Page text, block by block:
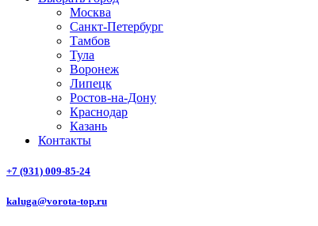
Москва
Санкт-Петербург
Тамбов
Тула
Воронеж
Липецк
Ростов-на-Дону
Краснодар
Казань
Контакты
+7 (931) 009-85-24
kaluga@vorota-top.ru